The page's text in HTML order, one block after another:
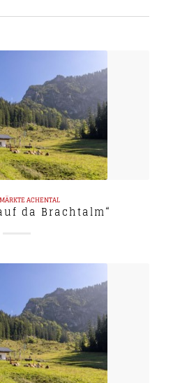
ACHENTAL
da Brachtalm“